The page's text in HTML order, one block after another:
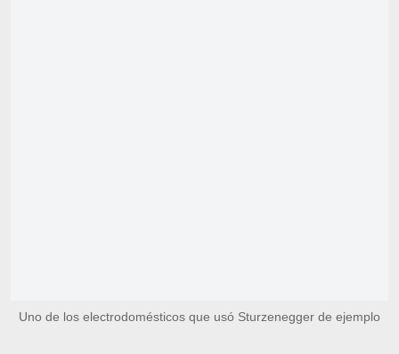
Uno de los electrodomésticos que usó Sturzenegger de ejemplo